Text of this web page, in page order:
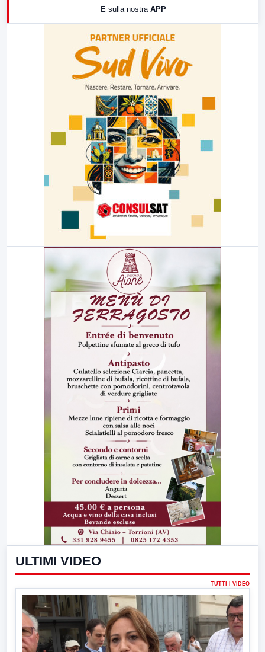
E sulla nostra APP
ULTIMI VIDEO
TUTTI I VIDEO